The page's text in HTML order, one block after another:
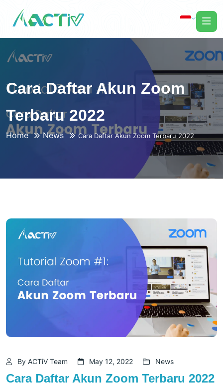
Cara Daftar Akun Zoom
Terbaru 2022
Home News Cara Daftar Akun Zoom Terbaru 2022
By ACTiV Team May 12, 2022 News
Cara Daftar Akun Zoom Terbaru 2022